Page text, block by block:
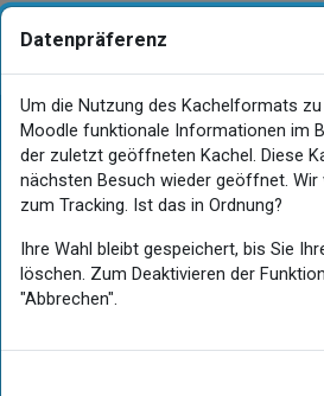
Zum Hauptinhalt
Ausgangssituation für
Aufgabenpakete
Hauptinhaltsblöcke
Kursindex öffnen
für die
Datenpräferenz
Um die Nutzung des Kachelformats
Moodle funktionale Informationen im
der zuletzt geöffneten Kachel. Diese
nächsten Besuch wieder geöffnet. Wir
zum Tracking. Ist das in Ordnung?
Ihre Wahl bleibt gespeichert, bis Sie
löschen. Zum Deaktivieren der
"Abbrechen".